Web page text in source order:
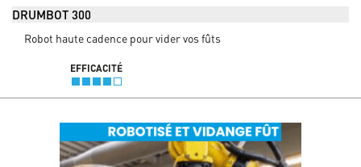
DRUMBOT 300
Robot haute cadence pour vider vos fûts
EFFICACITÉ